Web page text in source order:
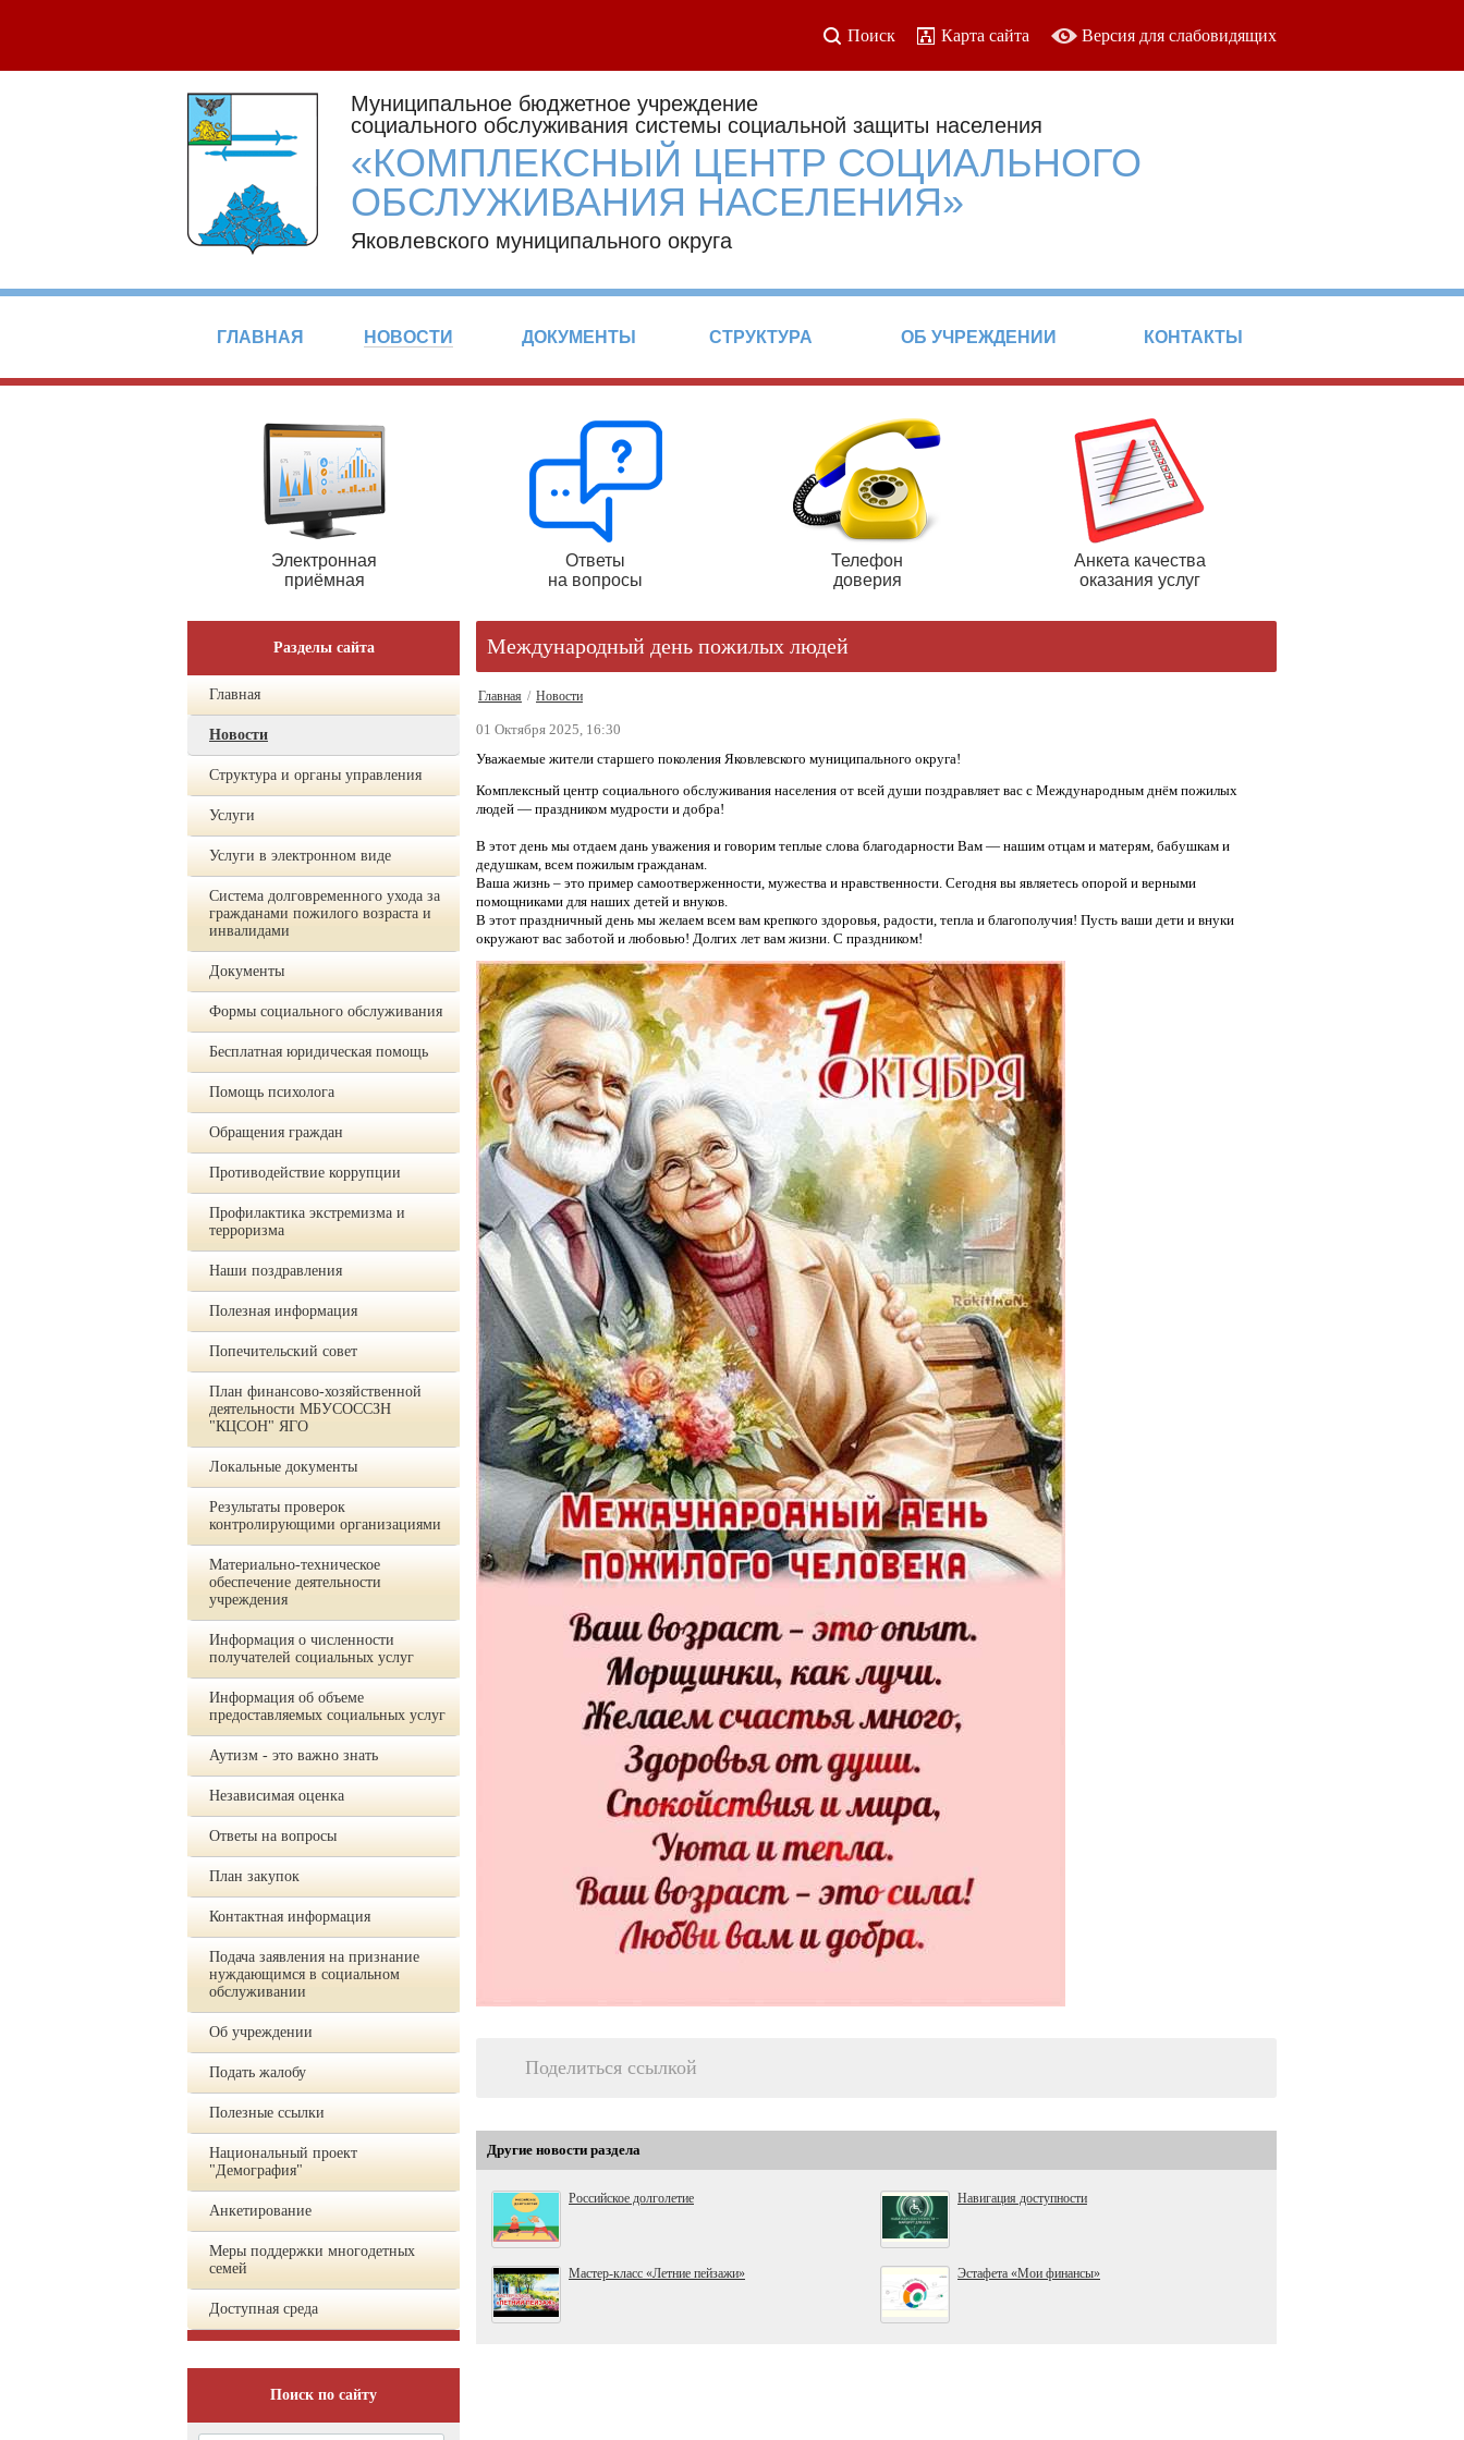
Поиск Карта сайта Версия для слабовидящих
Муниципальное бюджетное учреждение
социального обслуживания системы социальной защиты населения
«КОМПЛЕКСНЫЙ ЦЕНТР СОЦИАЛЬНОГО
ОБСЛУЖИВАНИЯ НАСЕЛЕНИЯ»
Яковлевского муниципального округа
ГЛАВНАЯ НОВОСТИ ДОКУМЕНТЫ СТРУКТУРА ОБ УЧРЕЖДЕНИИ КОНТАКТЫ
Электронная
приёмная
Ответы
на вопросы
Телефон
доверия
Анкета качества
оказания услуг
Разделы сайта
Главная
Новости
Структура и органы управления
Услуги
Услуги в электронном виде
Система долговременного ухода за
гражданами пожилого возраста и
инвалидами
Документы
Формы социального обслуживания
Бесплатная юридическая помощь
Помощь психолога
Обращения граждан
Противодействие коррупции
Профилактика экстремизма и
терроризма
Наши поздравления
Полезная информация
Попечительский совет
План финансово-хозяйственной
деятельности МБУСОССЗН
"КЦСОН" ЯГО
Локальные документы
Результаты проверок
контролирующими организациями
Материально-техническое
обеспечение деятельности
учреждения
Информация о численности
получателей социальных услуг
Информация об объеме
предоставляемых социальных услуг
Аутизм - это важно знать
Независимая оценка
Ответы на вопросы
План закупок
Контактная информация
Подача заявления на признание
нуждающимся в социальном
обслуживании
Об учреждении
Подать жалобу
Полезные ссылки
Национальный проект
"Демография"
Анкетирование
Меры поддержки многодетных
семей
Доступная среда
Поиск по сайту
Международный день пожилых людей
Главная / Новости
01 Октября 2025, 16:30
Уважаемые жители старшего поколения Яковлевского муниципального округа!
Комплексный центр социального обслуживания населения от всей души поздравляет вас с Международным днём пожилых
людей — праздником мудрости и добра!
В этот день мы отдаем дань уважения и говорим теплые слова благодарности Вам — нашим отцам и матерям, бабушкам и
дедушкам, всем пожилым гражданам.
Ваша жизнь – это пример самоотверженности, мужества и нравственности. Сегодня вы являетесь опорой и верными
помощниками для наших детей и внуков.
В этот праздничный день мы желаем всем вам крепкого здоровья, радости, тепла и благополучия! Пусть ваши дети и внуки
окружают вас заботой и любовью! Долгих лет вам жизни. С праздником!
Поделиться ссылкой
Другие новости раздела
Российское долголетие Навигация доступности
Мастер-класс «Летние пейзажи» Эстафета «Мои финансы»